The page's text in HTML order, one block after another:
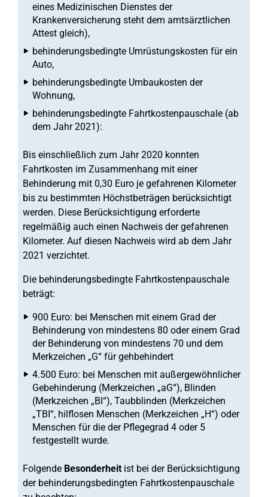
eines Medizinischen Dienstes der
Krankenversicherung steht dem amtsärztlichen
Attest gleich),
behinderungsbedingte Umrüstungskosten für ein
Auto,
behinderungsbedingte Umbaukosten der
Wohnung,
behinderungsbedingte Fahrtkostenpauschale (ab
dem Jahr 2021):
Bis einschließlich zum Jahr 2020 konnten
Fahrtkosten im Zusammenhang mit einer
Behinderung mit 0,30 Euro je gefahrenen Kilometer
bis zu bestimmten Höchstbeträgen berücksichtigt
werden. Diese Berücksichtigung erforderte
regelmäßig auch einen Nachweis der gefahrenen
Kilometer. Auf diesen Nachweis wird ab dem Jahr
2021 verzichtet.
Die behinderungsbedingte Fahrtkostenpauschale
beträgt:
900 Euro: bei Menschen mit einem Grad der
Behinderung von mindestens 80 oder einem Grad
der Behinderung von mindestens 70 und dem
Merkzeichen „G“ für gehbehindert
4.500 Euro: bei Menschen mit außergewöhnlicher
Gebehinderung (Merkzeichen „aG“), Blinden
(Merkzeichen „BI“), Taubblinden (Merkzeichen
„TBI“, hilflosen Menschen (Merkzeichen „H“) oder
Menschen für die der Pflegegrad 4 oder 5
festgestellt wurde.
Folgende Besonderheitist bei der Berücksichtigung
der behinderungsbedingten Fahrtkostenpauschale